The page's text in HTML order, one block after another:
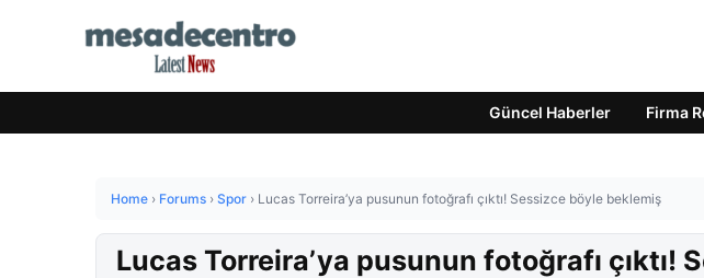
Güncel Haberler Firma
Home › Forums › Spor › Lucas Torreira’ya pusunun fotoğrafı çıktı! Sessizce böyle beklemiş
Lucas Torreira’ya pusunun fotoğrafı çıktı!